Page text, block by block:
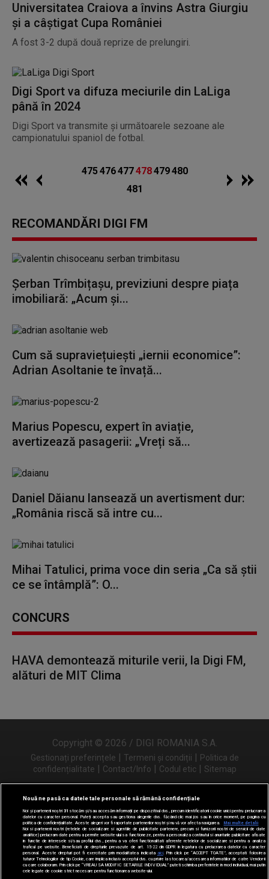
Universitatea Craiova a învins Astra Giurgiu
și a câștigat Cupa României
A fost 3-2 după două reprize de prelungiri.
Digi Sport va difuza meciurile din LaLiga
până în 2024
Digi Sport va transmite și următoarele sezoane ale
campionatului spaniol de fotbal.
475 476477478479480
481
RECOMANDĂRI DIGI FM
Șerban Trîmbițașu, previziuni despre piața
imobiliară: „Acum și...
Cum să supraviețuiești „iernii economice”:
Adrian Asoltanie te învață...
Marius Popescu, expert în aviație,
avertizează pasagerii: „Vreți să...
Daniel Dăianu lansează un avertisment dur:
„România riscă să intre cu...
Mihai Tatulici, prima voce din seria „Ca să știi
ce se întâmplă”: O...
CONCURS
HAVA demontează miturile verii, la Digi FM,
alături de MIT Clima
Copyright © 2026 / DIGI ROMANIA S.A.
Gestionați preferințele | Termeni și condiții | Politica de
confidențialitate | Contact/Info | Codul etic | Sitemap
Urmărește-ne și pe
Nouă ne pasă ca datele tale personale să rămână confidențiale
Noi și partenerii noștri31 stocăm și/sau accesăm informații pe dispozitivul dvs., precum identificatorii cookie unici pentru prelucrarea
datelor cu caracter personal. Puteți accepta sau gestiona alegerile dvs. făcând clic mai jos sau în orice moment, pe pagina cu
politica de confidențialitate. Aceste alegeri vor fi raportate partenerilor noștri și nu vă vor afecta navigarea.
Mai multe detalii
Noi si partenerii nostri (retelele de socializare si agentiile de publicitate partenere, precum si furnizorii nostri de servicii de date
analitice) prelucram date pentru a permite website-ului sa functioneze, pentru a personaliza continutul si anunturile publicitare afisate
in functie de interesele si/sau profilul dvs., pentru a va oferi functionalitati aferente retelelor de socializare si pentru a analiza
traficul pe website. Beneficiati de drepturile prevazute de art. 15-22 din GDPR in legatura cu prelucrarea datelor cu caracter
personal. Aceste drepturi pot fi exercitate prin modalitatea indicata aici. Prin click pe “ACCEPT TOATE”, acceptati folosirea
tuturor Tehnologiilor de tip Cookie, care implica inclusiv acceptul dvs. cu privire la stocarea/accesarea informatiilor de catre Vendor-ii
cu care colaboram. Prin click pe “VREAU SA MODIFIC SETARILE INDIVIDUAL” puteti schimba preferintele in mod individual, mai putin
cele legate de cookie strict necesare pentru functionarea website-ului.